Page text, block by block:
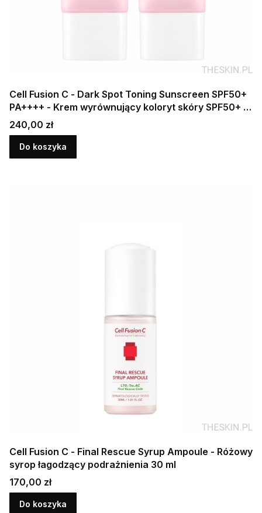
Cell Fusion C - Dark Spot Toning Sunscreen SPF50+
PA++++ - Krem wyrównujący koloryt skóry SPF50+ 2
x 35 ml
Cena
240,00 zł
Do koszyka
Cell Fusion C - Final Rescue Syrup Ampoule - Różowy
syrop łagodzący podrażnienia 30 ml
Cena
170,00 zł
Do koszyka